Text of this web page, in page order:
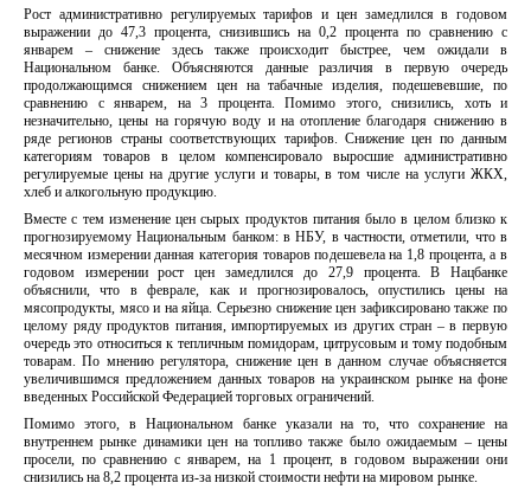
Рост административно регулируемых тарифов и цен замедлился в годовом
выражении до 47,3 процента, снизившись на 0,2 процента по сравнению с
январем – снижение здесь также происходит быстрее, чем ожидали в
Национальном банке. Объясняются данные различия в первую очередь
продолжающимся снижением цен на табачные изделия, подешевевшие, по
сравнению с январем, на 3 процента. Помимо этого, снизились, хоть и
незначительно, цены на горячую воду и на отопление благодаря снижению в
ряде регионов страны соответствующих тарифов. Снижение цен по данным
категориям товаров в целом компенсировало выросшие административно
регулируемые цены на другие услуги и товары, в том числе на услуги ЖКХ,
хлеб и алкогольную продукцию.
Вместе с тем изменение цен сырых продуктов питания было в целом близко к
прогнозируемому Национальным банком: в НБУ, в частности, отметили, что в
месячном измерении данная категория товаров подешевела на 1,8 процента, а в
годовом измерении рост цен замедлился до 27,9 процента. В Нацбанке
объяснили, что в феврале, как и прогнозировалось, опустились цены на
мясопродукты, мясо и на яйца. Серьезно снижение цен зафиксировано также по
целому ряду продуктов питания, импортируемых из других стран – в первую
очередь это относиться к тепличным помидорам, цитрусовым и тому подобным
товарам. По мнению регулятора, снижение цен в данном случае объясняется
увеличившимся предложением данных товаров на украинском рынке на фоне
введенных Российской Федерацией торговых ограничений.
Помимо этого, в Национальном банке указали на то, что сохранение на
внутреннем рынке динамики цен на топливо также было ожидаемым – цены
просели, по сравнению с январем, на 1 процент, в годовом выражении они
снизились на 8,2 процента из-за низкой стоимости нефти на мировом рынке.